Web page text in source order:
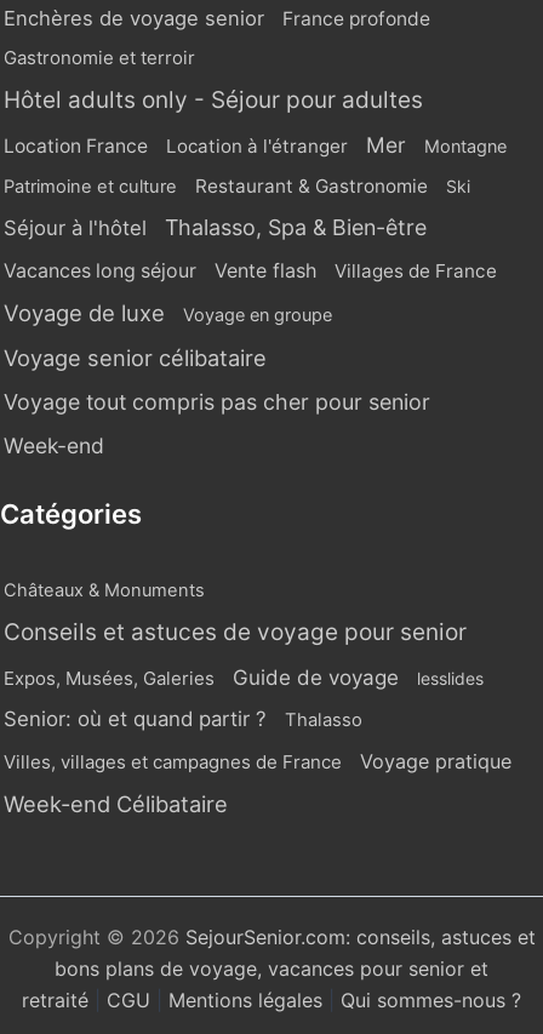
Enchères de voyage senior
France profonde
Gastronomie et terroir
Hôtel adults only - Séjour pour adultes
Location France Location à l'étranger Mer Montagne
Patrimoine et culture Restaurant & Gastronomie Ski
Séjour à l'hôtel Thalasso, Spa & Bien-être
Vacances long séjour Vente flash Villages de France
Voyage de luxe Voyage en groupe
Voyage senior célibataire
Voyage tout compris pas cher pour senior
Week-end
Catégories
Châteaux & Monuments
Conseils et astuces de voyage pour senior
Expos, Musées, Galeries Guide de voyage lesslides
Senior: où et quand partir ? Thalasso
Villes, villages et campagnes de France Voyage pratique
Week-end Célibataire
Copyright © 2026 SejourSenior.com: conseils, astuces et
bons plans de voyage, vacances pour senior et
retraité
CGU Mentions légales Qui sommes-nous ?